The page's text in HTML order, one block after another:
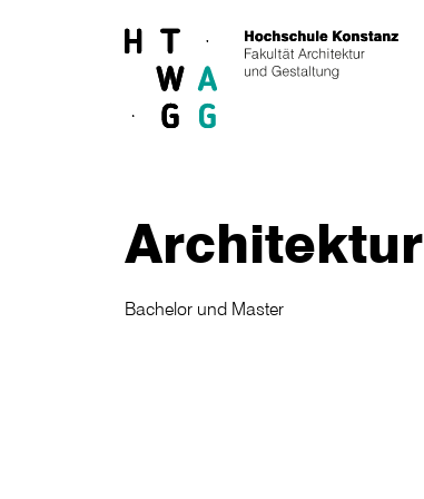
Architektur
Bachelor und Master